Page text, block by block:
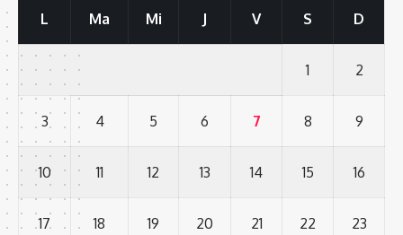
L Ma Mi J V S D
1 2
3 4 5 6 7 8 9
10 11 12 13 14 15 16
17 18 19 20 21 22 23